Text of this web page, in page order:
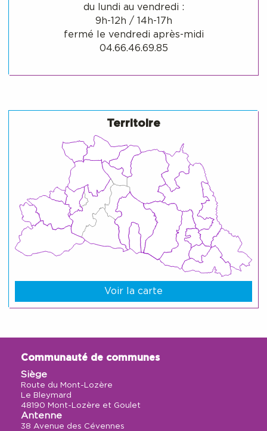
du lundi au vendredi :
9h-12h / 14h-17h
fermé le vendredi après-midi
04.66.46.69.85
Territoire
Voir la carte
Communauté de communes
Siège
Route du Mont-Lozère
Le Bleymard
48190 Mont-Lozère et Goulet
Antenne
38 Avenue des Cévennes